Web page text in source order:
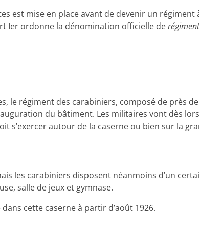
est mise en place avant de devenir un régiment
Ier ordonne la dénomination officielle de
le régiment des carabiniers, composé de près
du bâtiment. Les militaires vont dès
s’exercer autour de la caserne ou bien sur la
les carabiniers disposent néanmoins d’un
salle de jeux et gymnase.
cette caserne à partir d’août 1926.